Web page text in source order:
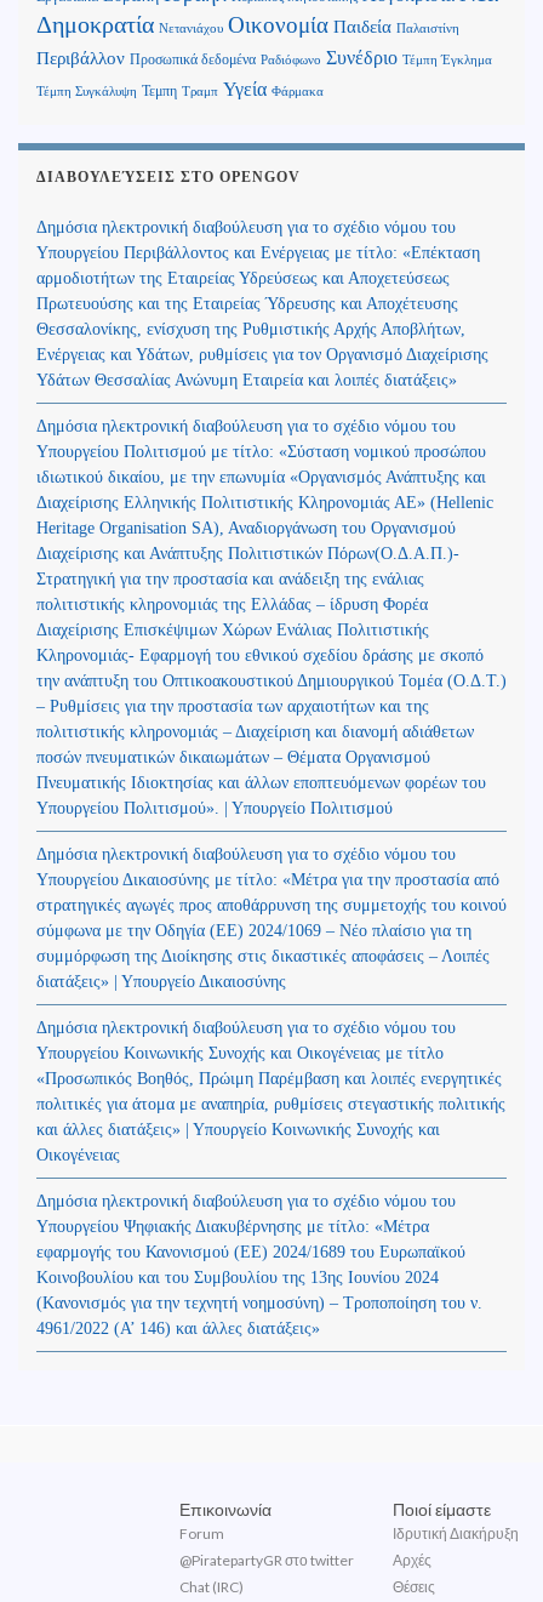
Δημοκρατία Νετανιάχου Οικονομία Παιδεία Παλαιστίνη
Περιβάλλον Προσωπικά δεδομένα Ραδιόφωνο Συνέδριο Τέμπη Έγκλημα
Τέμπη Συγκάλυψη Τεμπη Τραμπ Υγεία Φάρμακα
ΔΙΑΒΟΥΛΕΎΣΕΙΣ ΣΤΟ OPENGOV
Δημόσια ηλεκτρονική διαβούλευση για το σχέδιο νόμου του
Υπουργείου Περιβάλλοντος και Ενέργειας με τίτλο: «Επέκταση
αρμοδιοτήτων της Εταιρείας Υδρεύσεως και Αποχετεύσεως
Πρωτευούσης και της Εταιρείας Ύδρευσης και Αποχέτευσης
Θεσσαλονίκης, ενίσχυση της Ρυθμιστικής Αρχής Αποβλήτων,
Ενέργειας και Υδάτων, ρυθμίσεις για τον Οργανισμό Διαχείρισης
Υδάτων Θεσσαλίας Ανώνυμη Εταιρεία και λοιπές διατάξεις»
Δημόσια ηλεκτρονική διαβούλευση για το σχέδιο νόμου του
Υπουργείου Πολιτισμού με τίτλο: «Σύσταση νομικού προσώπου
ιδιωτικού δικαίου, με την επωνυμία «Οργανισμός Ανάπτυξης και
Διαχείρισης Ελληνικής Πολιτιστικής Κληρονομιάς ΑΕ» (Hellenic
Heritage Organisation SA), Αναδιοργάνωση του Οργανισμού
Διαχείρισης και Ανάπτυξης Πολιτιστικών Πόρων(Ο.Δ.Α.Π.)-
Στρατηγική για την προστασία και ανάδειξη της ενάλιας
πολιτιστικής κληρονομιάς της Ελλάδας – ίδρυση Φορέα
Διαχείρισης Επισκέψιμων Χώρων Ενάλιας Πολιτιστικής
Κληρονομιάς- Εφαρμογή του εθνικού σχεδίου δράσης με σκοπό
την ανάπτυξη του Οπτικοακουστικού Δημιουργικού Τομέα (Ο.Δ.Τ.)
– Ρυθμίσεις για την προστασία των αρχαιοτήτων και της
πολιτιστικής κληρονομιάς – Διαχείριση και διανομή αδιάθετων
ποσών πνευματικών δικαιωμάτων – Θέματα Οργανισμού
Πνευματικής Ιδιοκτησίας και άλλων εποπτευόμενων φορέων του
Υπουργείου Πολιτισμού». | Υπουργείο Πολιτισμού
Δημόσια ηλεκτρονική διαβούλευση για το σχέδιο νόμου του
Υπουργείου Δικαιοσύνης με τίτλο: «Μέτρα για την προστασία από
στρατηγικές αγωγές προς αποθάρρυνση της συμμετοχής του κοινού
σύμφωνα με την Οδηγία (ΕΕ) 2024/1069 – Νέο πλαίσιο για τη
συμμόρφωση της Διοίκησης στις δικαστικές αποφάσεις – Λοιπές
διατάξεις» | Υπουργείο Δικαιοσύνης
Δημόσια ηλεκτρονική διαβούλευση για το σχέδιο νόμου του
Υπουργείου Κοινωνικής Συνοχής και Οικογένειας με τίτλο
«Προσωπικός Βοηθός, Πρώιμη Παρέμβαση και λοιπές ενεργητικές
πολιτικές για άτομα με αναπηρία, ρυθμίσεις στεγαστικής πολιτικής
και άλλες διατάξεις» | Υπουργείο Κοινωνικής Συνοχής και
Οικογένειας
Δημόσια ηλεκτρονική διαβούλευση για το σχέδιο νόμου του
Υπουργείου Ψηφιακής Διακυβέρνησης με τίτλο: «Μέτρα
εφαρμογής του Κανονισμού (ΕΕ) 2024/1689 του Ευρωπαϊκού
Κοινοβουλίου και του Συμβουλίου της 13ης Ιουνίου 2024
(Kανονισμός για την τεχνητή νοημοσύνη) – Τροποποίηση του ν.
4961/2022 (Α’ 146) και άλλες διατάξεις»
Επικοινωνία
Forum
@PiratepartyGR στο twitter
Chat (IRC)
Ποιοί είμαστε
Ιδρυτική Διακήρυξη
Αρχές
Θέσεις